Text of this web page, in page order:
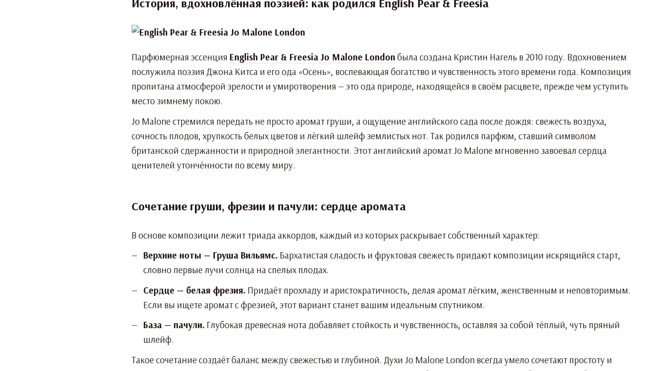
Парфюмерная эссенция English Pear & Freesia Jo Malone London была создана Кристин Нагель в 2010 году. Вдохновением
послужила поэзия Джона Китса и его ода «Осень», воспевающая богатство и чувственность этого времени года. Композиция
пропитана атмосферой зрелости и умиротворения — это ода природе, находящейся в своём расцвете, прежде чем уступить
место зимнему покою.
Jo Malone стремился передать не просто аромат груши, а ощущение английского сада после дождя: свежесть воздуха,
сочность плодов, хрупкость белых цветов и лёгкий шлейф землистых нот. Так родился парфюм, ставший символом
британской сдержанности и природной элегантности. Этот английский аромат Jo Malone мгновенно завоевал сердца
ценителей утончённости по всему миру.
Сочетание груши, фрезии и пачули: сердце аромата
В основе композиции лежит триада аккордов, каждый из которых раскрывает собственный характер:
Верхние ноты — Груша Вильямс. Бархатистая сладость и фруктовая свежесть придают композиции искрящийся старт,
словно первые лучи солнца на спелых плодах.
Сердце — белая фрезия. Придаёт прохладу и аристократичность, делая аромат лёгким, женственным и неповторимым.
Если вы ищете аромат с фрезией, этот вариант станет вашим идеальным спутником.
База — пачули. Глубокая древесная нота добавляет стойкость и чувственность, оставляя за собой тёплый, чуть пряный
шлейф.
Такое сочетание создаёт баланс между свежестью и глубиной. Духи Jo Malone London всегда умело сочетают простоту и